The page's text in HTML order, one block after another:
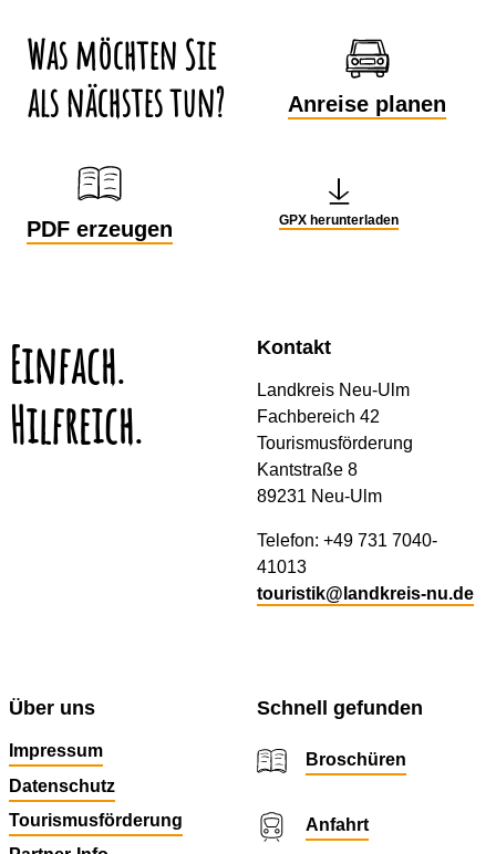
0,0 °C
Wochenübersicht
Was möchten Sie
als nächstes tun?
Anreise planen
GPX herunterladen
Einfach.
Hilfreich.
Landkreis Neu-Ulm
Tourismusförderung
89231 Neu-Ulm